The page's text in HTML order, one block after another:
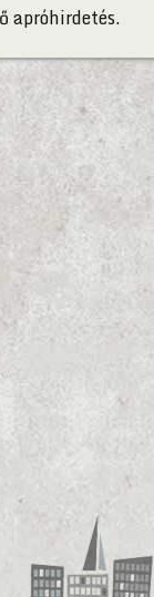
apróhirdetés.